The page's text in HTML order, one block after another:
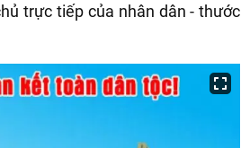
trực tiếp của nhân dân - thước